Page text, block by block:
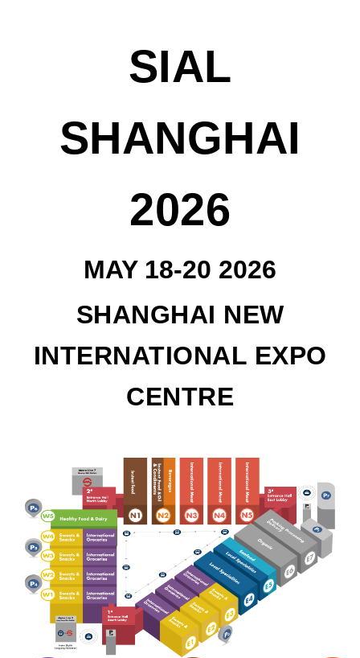
SIAL
SHANGHAI
2026
MAY 18-20 2026
SHANGHAI NEW
INTERNATIONAL EXPO
CENTRE